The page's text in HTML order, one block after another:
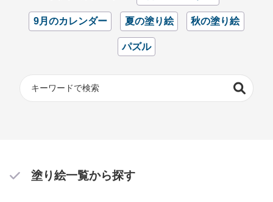
9月のカレンダー 夏の塗り絵 秋の塗り絵
パズル
塗り絵一覧から探す